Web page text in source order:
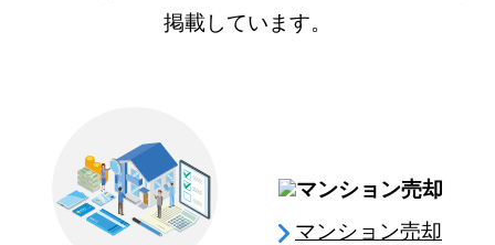
掲載しています。
マンション売却